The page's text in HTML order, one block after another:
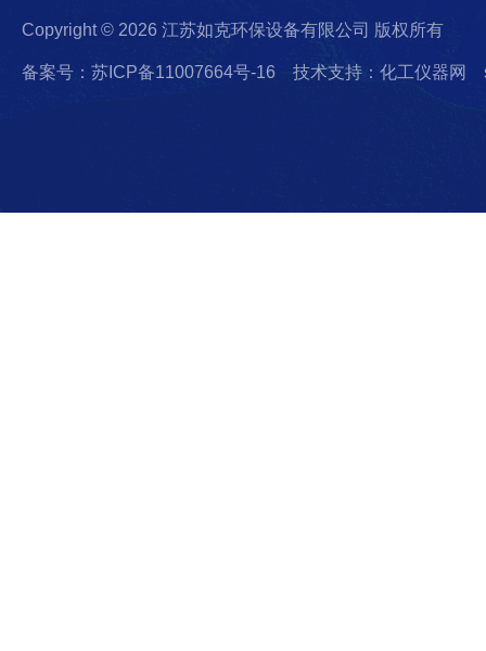
Copyright © 2026 江苏如克环保设备有限公司 版权所有
备案号：苏ICP备11007664号-16 技术支持：化工仪器网